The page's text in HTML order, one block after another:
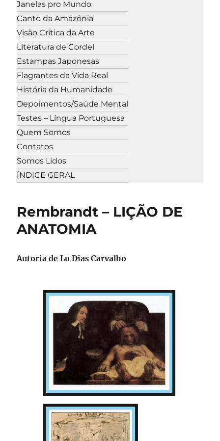
Janelas pro Mundo
Canto da Amazônia
Visão Crítica da Arte
Literatura de Cordel
Estampas Japonesas
Flagrantes da Vida Real
História da Humanidade
Depoimentos/Saúde Mental
Testes – Língua Portuguesa
Quem Somos
Contatos
Somos Lidos
ÍNDICE GERAL
Rembrandt – LIÇÃO DE
ANATOMIA
Autoria deLu Dias Carvalho